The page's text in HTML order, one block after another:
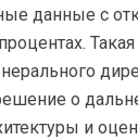
данные с
о
и